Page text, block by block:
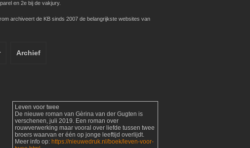
en 2e bij de vakjury.
archiveert de KB sinds 2007 de belangrijkste websites van
Archief
Leven voor twee
De nieuwe roman van Gèrina van der Gugten is
verschenen, juli 2019. Een roman over
rouwverwerking maar vooral over liefde tussen twee
broers waarvan er één op jonge leeftijd overlijdt.
Meer info op: https://nieuwedruk.nl/boek/leven-voor-